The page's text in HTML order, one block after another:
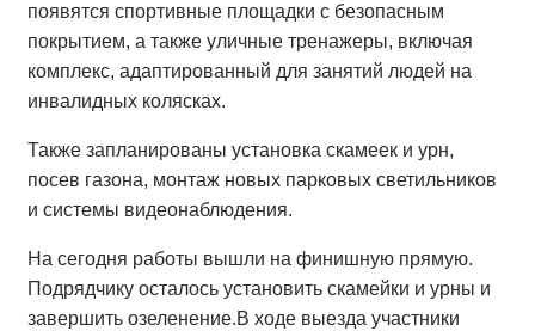
появятся спортивные площадки с безопасным
покрытием, а также уличные тренажеры, включая
комплекс, адаптированный для занятий людей на
инвалидных колясках.
Также запланированы установка скамеек и урн,
посев газона, монтаж новых парковых светильников
и системы видеонаблюдения.
На сегодня работы вышли на финишную прямую.
Подрядчику осталось установить скамейки и урны и
завершить озеленение.В ходе выезда участники